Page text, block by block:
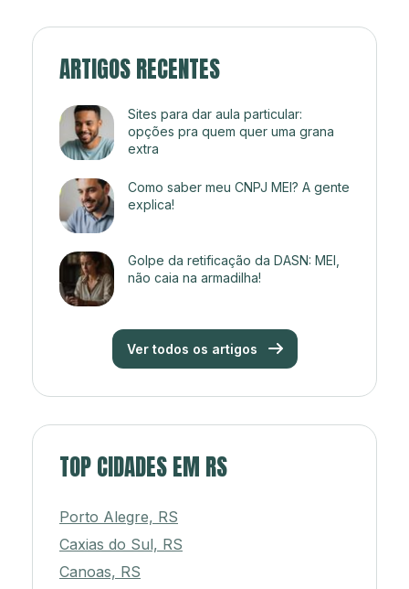
ARTIGOS RECENTES
Sites para dar aula particular:
opções pra quem quer uma grana
extra
Como saber meu CNPJ MEI? A gente
explica!
Golpe da retificação da DASN: MEI,
não caia na armadilha!
Ver todos os artigos
TOP CIDADES EM RS
Porto Alegre, RS
Caxias do Sul, RS
Canoas, RS